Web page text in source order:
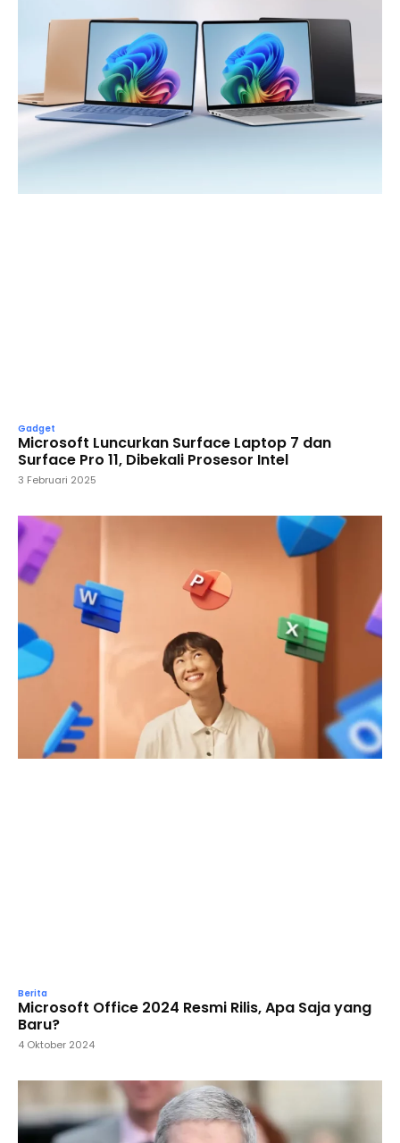
Gadget
Microsoft Luncurkan Surface Laptop 7 dan
Surface Pro 11, Dibekali Prosesor Intel
3 Februari 2025
Berita
Microsoft Office 2024 Resmi Rilis, Apa Saja yang
Baru?
4 Oktober 2024